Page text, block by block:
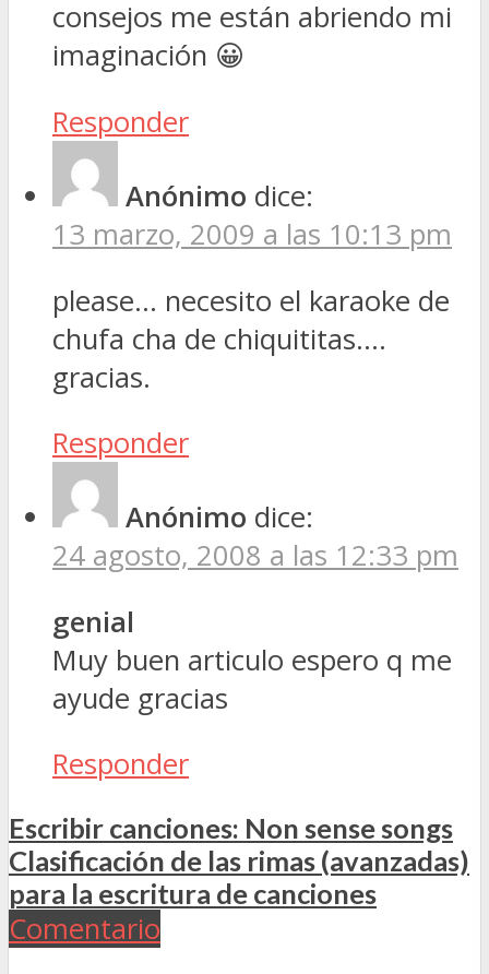
consejos me están abriendo mi
imaginación 😀
Responder
Anónimo dice:
13 marzo, 2009 a las 10:13 pm
please… necesito el karaoke de
chufa cha de chiquititas….
gracias.
Responder
Anónimo dice:
24 agosto, 2008 a las 12:33 pm
genial
Muy buen articulo espero q me
ayude gracias
Responder
Escribir canciones: Non sense songs
Clasificación de las rimas (avanzadas)
para la escritura de canciones
Comentario